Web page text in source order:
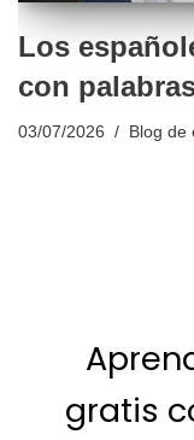
Los
con
03/07/2026 Blog de
gratis